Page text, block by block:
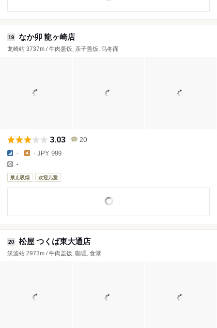
19 なか卯 龍ヶ崎店
龙崎站 3737m / 牛肉盖饭, 亲子盖饭, 乌冬面
3.03 20
- - JPY 999
-
禁止吸烟 欢迎儿童
20 松屋 つくば東大通店
筑波站 2973m / 牛肉盖饭, 咖喱, 食堂